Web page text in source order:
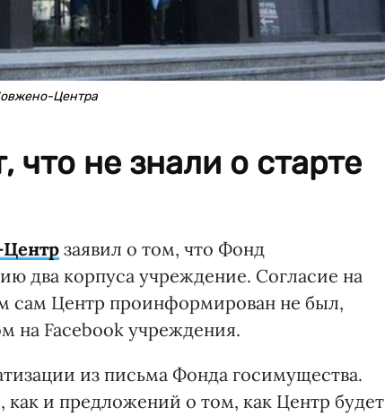
Центра
не знали о старте
заявил о том, что Фонд
два корпуса учреждение. Согласие на
сам Центр проинформирован не был,
на Facebook учреждения.
из письма Фонда госимущества.
и предложений о том, как Центр будет